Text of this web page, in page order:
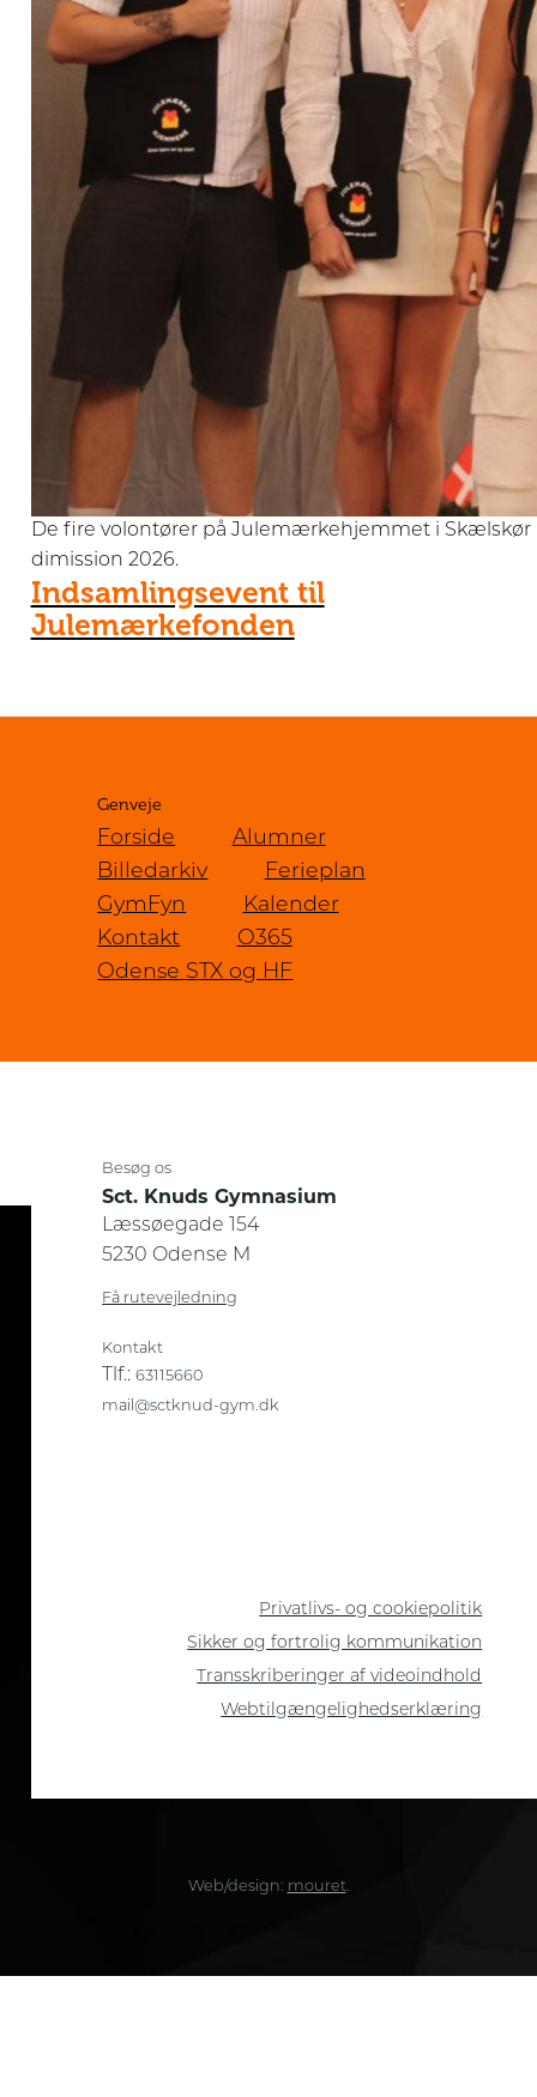
De fire volontører på Julemærkehjemmet i Skælskør
dimission 2026.
Indsamlingsevent til
Julemærkefonden
Genveje
Forside
Alumner
Billedarkiv
Ferieplan
GymFyn
Kalender
Kontakt
O365
Odense STX og HF
Besøg os
Sct. Knuds Gymnasium
Læssøegade 154
5230 Odense M
Få rutevejledning
Kontakt
Tlf.:63115660
mail@sctknud-gym.dk
Privatlivs- og cookiepolitik
Sikker og fortrolig kommunikation
Transskriberinger af videoindhold
Webtilgængelighedserklæring
Web/design: mouret.